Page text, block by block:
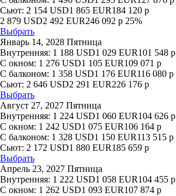
Сьют: 2 154 USD1 865 EUR184 120 р
2 879 USD2 492 EUR246 092 р 25%
Выбрать
Январь 14, 2028 Пятница
Внутренняя: 1 188 USD1 029 EUR101 548 р
С окном: 1 276 USD1 105 EUR109 071 р
С балконом: 1 358 USD1 176 EUR116 080 р
Сьют: 2 646 USD2 291 EUR226 176 р
Выбрать
Август 27, 2027 Пятница
Внутренняя: 1 224 USD1 060 EUR104 626 р
С окном: 1 242 USD1 075 EUR106 164 р
С балконом: 1 328 USD1 150 EUR113 515 р
Сьют: 2 172 USD1 880 EUR185 659 р
Выбрать
Апрель 23, 2027 Пятница
Внутренняя: 1 222 USD1 058 EUR104 455 р
С окном: 1 262 USD1 093 EUR107 874 р